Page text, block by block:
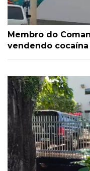
Membro do
vendendo